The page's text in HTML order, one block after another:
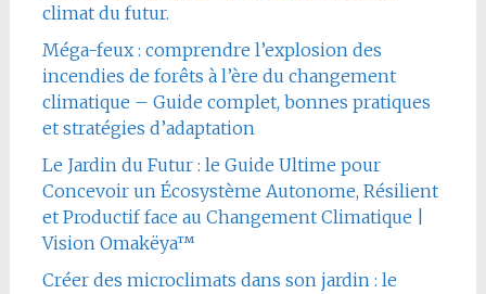
climat du futur.
Méga-feux : comprendre l’explosion des
incendies de forêts à l’ère du changement
climatique – Guide complet, bonnes pratiques
et stratégies d’adaptation
Le Jardin du Futur : le Guide Ultime pour
Concevoir un Écosystème Autonome, Résilient
et Productif face au Changement Climatique |
Vision Omakëya™
Créer des microclimats dans son jardin : le